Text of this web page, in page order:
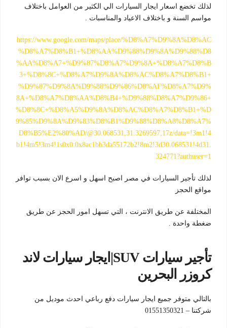
لذلك تخضع اسعار ايجار السيارات الي الكثير من العوامل باختلاف
مواسم السنة و باختلاف الاعياد والمناسبات .
https://www.google.com/maps/place/%D8%A7%D9%8A%D8%AC
%D8%A7%D8%B1+%D8%AA%D9%88%D9%8A%D9%88%D8
%AA%D8%A7+%D9%87%D8%A7%D9%8A+%D8%A7%D8%B
3+%D8%8C+%D8%A7%D9%8A%D8%AC%D8%A7%D8%B1+
%D9%87%D9%8A%D9%88%D9%86%D8%AF%D8%A7%D9%
8A+%D8%A7%D8%AA%D8%B4+%D9%88%D8%A7%D9%86+
%D8%8C+%D8%A5%D9%8A%D8%AC%D8%A7%D8%B1+%D
9%85%D9%8A%D9%83%D8%B1%D9%88%D8%A8%D8%A7%
D8%B5%E2%80%AD/@30.068531,31.3269597,17z/data=!3m1!4
b1!4m5!3m4!1s0x0:0x8ac1bb3da55172b2!8m2!3d30.068531!4d31.
324771?authuser=1
لذلك تأجير السيارات في مصر اصبح اسهل و اسرع الان بسبب توافر
مواقع الحجز
المختلفة عن طريق الانترنت ، التي تسهل امور الحجز عن طريق
ضغطة واحدة .
تأجير سيارات SUV|ايجار سيارات لاند
كروزر البحرين
بالتالي متوفر جميع ايجار سيارات دفع رباعي احدث موديل من
شركتنا – 01551350321